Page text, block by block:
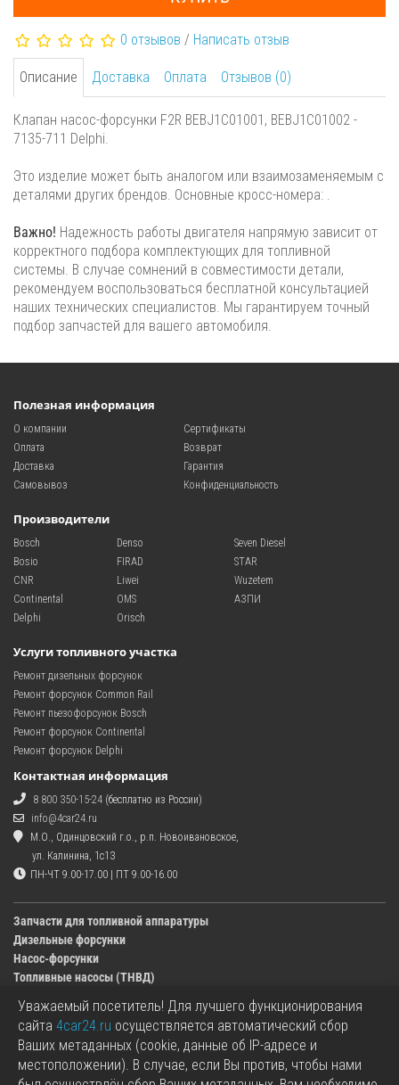
0 отзывов / Написать отзыв
Описание Доставка Оплата Отзывов (0)
Клапан насос-форсунки F2R BEBJ1C01001, BEBJ1C01002 -
7135-711 Delphi.
Это изделие может быть аналогом или взаимозаменяемым с
деталями других брендов. Основные кросс-номера: .
Важно! Надежность работы двигателя напрямую зависит от
корректного подбора комплектующих для топливной
системы. В случае сомнений в совместимости детали,
рекомендуем воспользоваться бесплатной консультацией
наших технических специалистов. Мы гарантируем точный
подбор запчастей для вашего автомобиля.
Полезная информация
О компании
Оплата
Доставка
Самовывоз
Сертификаты
Возврат
Гарантия
Конфиденциальность
Производители
Bosch
Bosio
CNR
Continental
Delphi
Denso
FIRAD
Liwei
OMS
Orisch
Seven Diesel
STAR
Wuzetem
АЗПИ
Услуги топливного участка
Ремонт дизельных форсунок
Ремонт форсунок Common Rail
Ремонт пьезофорсунок Bosch
Ремонт форсунок Continental
Ремонт форсунок Delphi
Контактная информация
8 800 350-15-24 (бесплатно из России)
info@4car24.ru
М.О., Одинцовский г.о., р.п. Новоивановское,
ул. Калинина, 1с13
ПН-ЧТ 9.00-17.00 | ПТ 9.00-16.00
Запчасти для топливной аппаратуры
Дизельные форсунки
Насос-форсунки
Топливные насосы (ТНВД)
Изображения деталей, представленных в каталоге на сайте, могут отличаться от
оригиналов.
Информация о цене запчасти, указанная в каталоге на сайте, может отличаться от
фактической к моменту оформления заказа.
Уважаемый посетитель! Для лучшего функционирования
сайта 4car24.ru осуществляется автоматический сбор
Ваших метаданных (cookie, данные об IP-адресе и
местоположении). В случае, если Вы против, чтобы нами